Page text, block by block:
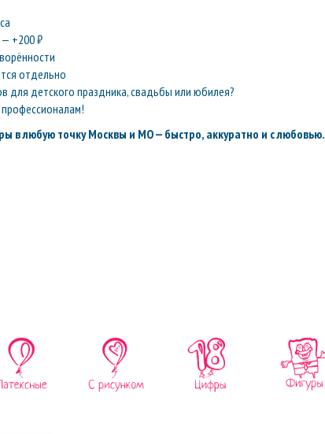
+200 ₽
отдельно
для детского праздника, свадьбы или юбилея?
в любую точку Москвы и МО — быстро, аккуратно и с любовью.